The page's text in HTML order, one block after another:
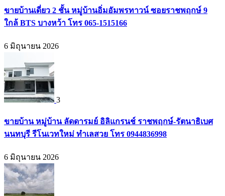
ขายบ้านเดี่ยว 2 ชั้น หมู่บ้านอิ่มอัมพรทาวน์ ซอยราชพฤกษ์ 9
ใกล้ BTS บางหว้า โทร 065-1515166
6 มิถุนายน 2026
3
ขายบ้าน หมู่บ้าน ลัดดารมย์ อิลิแกรนช์ ราชพฤกษ์-รัตนาธิเบศ
นนทบุรี รีโนเวทใหม่ ทำเลสวย โทร 0944836998
6 มิถุนายน 2026